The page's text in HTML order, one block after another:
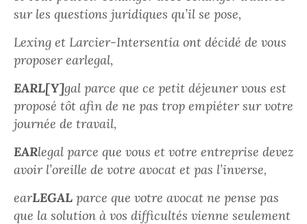
sur les questions juridiques qu’il se pose,
Lexing et Larcier-Intersentia ont décidé de vous
proposer earlegal,
EARL[Y]gal parce que ce petit déjeuner vous est
proposé tôt afin de ne pas trop empiéter sur votre
journée de travail,
EARlegal parce que vous et votre entreprise devez
avoir l’oreille de votre avocat et pas l’inverse,
earLEGAL parce que votre avocat ne pense pas
que la solution à vos difficultés vienne seulement